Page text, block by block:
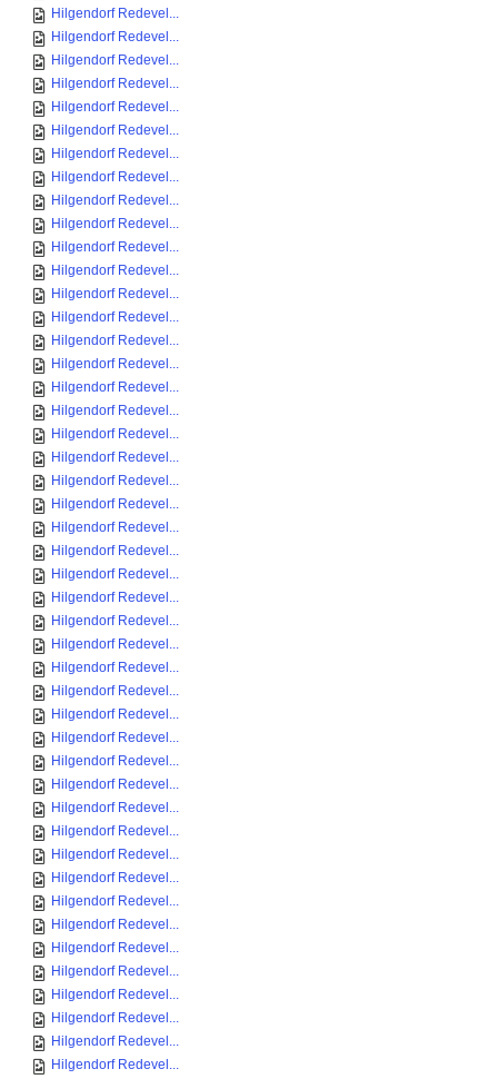
Hilgendorf Redevel...
Hilgendorf Redevel...
Hilgendorf Redevel...
Hilgendorf Redevel...
Hilgendorf Redevel...
Hilgendorf Redevel...
Hilgendorf Redevel...
Hilgendorf Redevel...
Hilgendorf Redevel...
Hilgendorf Redevel...
Hilgendorf Redevel...
Hilgendorf Redevel...
Hilgendorf Redevel...
Hilgendorf Redevel...
Hilgendorf Redevel...
Hilgendorf Redevel...
Hilgendorf Redevel...
Hilgendorf Redevel...
Hilgendorf Redevel...
Hilgendorf Redevel...
Hilgendorf Redevel...
Hilgendorf Redevel...
Hilgendorf Redevel...
Hilgendorf Redevel...
Hilgendorf Redevel...
Hilgendorf Redevel...
Hilgendorf Redevel...
Hilgendorf Redevel...
Hilgendorf Redevel...
Hilgendorf Redevel...
Hilgendorf Redevel...
Hilgendorf Redevel...
Hilgendorf Redevel...
Hilgendorf Redevel...
Hilgendorf Redevel...
Hilgendorf Redevel...
Hilgendorf Redevel...
Hilgendorf Redevel...
Hilgendorf Redevel...
Hilgendorf Redevel...
Hilgendorf Redevel...
Hilgendorf Redevel...
Hilgendorf Redevel...
Hilgendorf Redevel...
Hilgendorf Redevel...
Hilgendorf Redevel...